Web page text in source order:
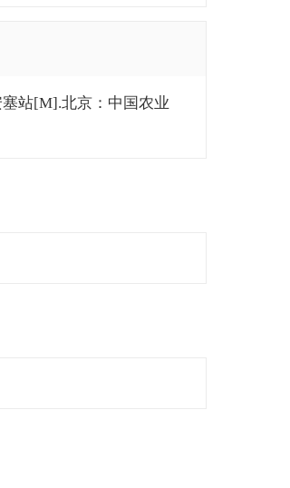
站[M].北京：中国农业